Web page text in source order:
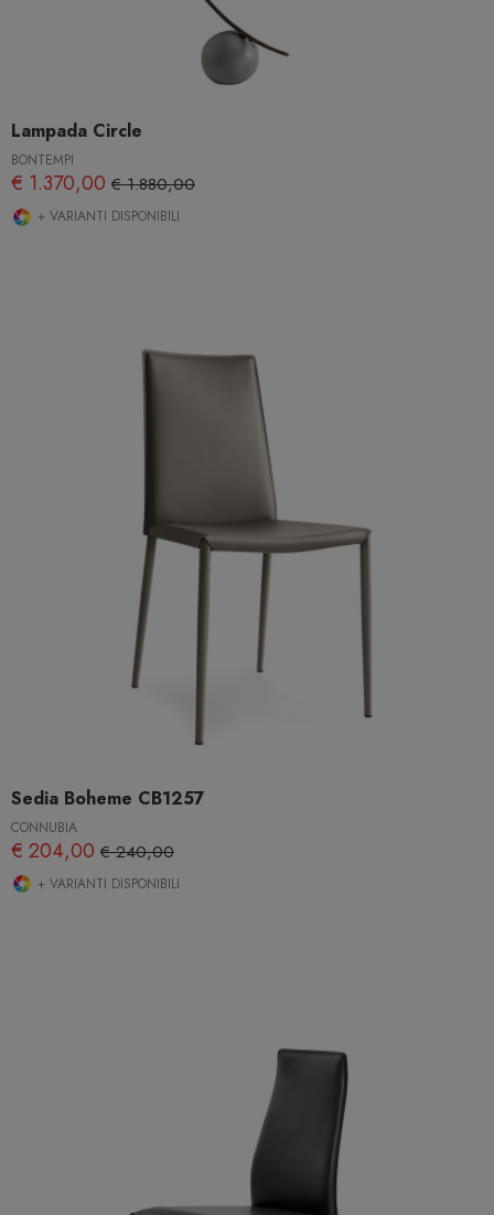
Lampada Circle
BONTEMPI
€ 1.370,00 € 1.880,00
+ VARIANTI DISPONIBILI
Sedia Boheme CB1257
CONNUBIA
€ 204,00 € 240,00
+ VARIANTI DISPONIBILI